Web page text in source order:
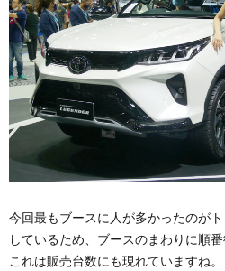
今回最もブースに人が多かったのが
しているため、ブースのまわりに順
これは販売台数にも現れていますね。